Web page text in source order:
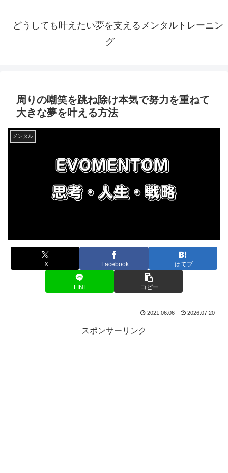
どうしても叶えたい夢を支えるメンタルトレーニン
グ
周りの嘲笑を跳ね除け本気で努力を重ねて
大きな夢を叶える方法
メンタル
X Facebook はてブ
LINE コピー
2021.06.06 2026.07.20
スポンサーリンク